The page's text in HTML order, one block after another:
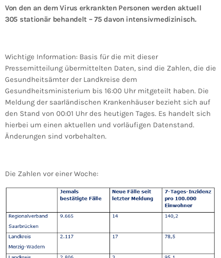
Von den an dem Virus erkrankten Personen werden aktuell
305 stationär behandelt – 75 davon intensivmedizinisch.
Wichtige Information: Basis für die mit dieser
Pressemitteilung übermittelten Daten, sind die Zahlen, die die
Gesundheitsämter der Landkreise dem
Gesundheitsministerium bis 16:00 Uhr mitgeteilt haben. Die
Meldung der saarländischen Krankenhäuser bezieht sich auf
den Stand von 00:01 Uhr des heutigen Tages. Es handelt sich
hierbei um einen aktuellen und vorläufigen Datenstand.
Änderungen sind vorbehalten.
Die Zahlen vor einer Woche: